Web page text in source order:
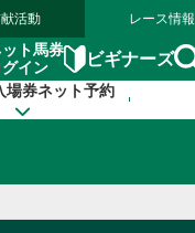
活動 レース情報
ト馬券
グイン
ビギナーズ
場券ネット予約